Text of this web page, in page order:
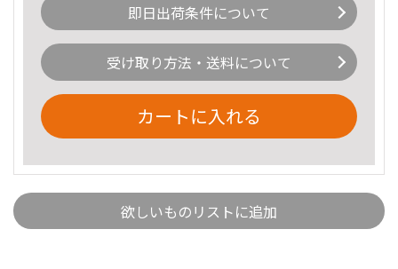
即日出荷条件について
受け取り方法・送料について
カートに入れる
欲しいものリストに追加